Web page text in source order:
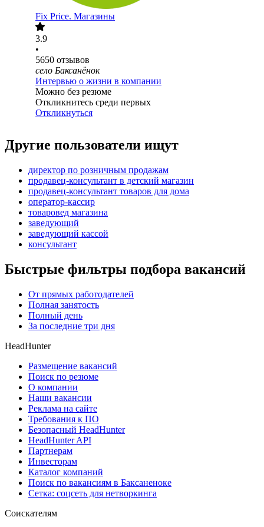
Fix Price. Магазины
3.9
•
5650 отзывов
село Баксанёнок
Интервью о жизни в компании
Можно без резюме
Откликнитесь среди первых
Откликнуться
Другие пользователи ищут
директор по розничным продажам
продавец-консультант в детский магазин
продавец-консультант товаров для дома
оператор-кассир
товаровед магазина
заведующий
заведующий кассой
консультант
Быстрые фильтры подбора вакансий
От прямых работодателей
Полная занятость
Полный день
За последние три дня
HeadHunter
Размещение вакансий
Поиск по резюме
О компании
Наши вакансии
Реклама на сайте
Требования к ПО
Безопасный HeadHunter
HeadHunter API
Партнерам
Инвесторам
Каталог компаний
Поиск по вакансиям в Баксаненоке
Сетка: соцсеть для нетворкинга
Соискателям